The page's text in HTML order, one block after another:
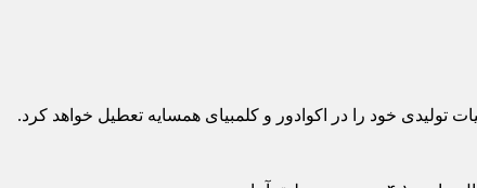
تولیدی خود را در اکوادور و کلمبیای همسایه تعطیل خواهد کرد.